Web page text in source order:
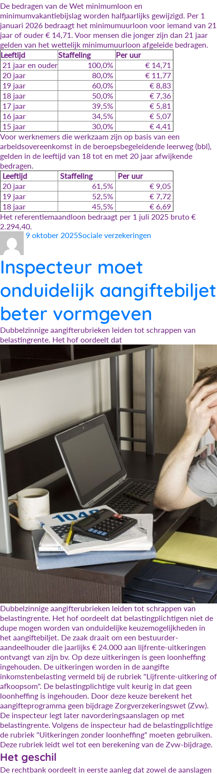
De bedragen van de Wet minimumloon en
minimumvakantiebijslag worden halfjaarlijks gewijzigd. Per 1
januari 2026 bedraagt het minimumuurloon voor iemand van 21
jaar of ouder € 14,71. Voor mensen die jonger zijn dan 21 jaar
gelden van het wettelijk minimumuurloon afgeleide bedragen.
Leeftijd
Staffeling
Per uur
21 jaar en ouder
100,0%
€ 14,71
20 jaar
80,0%
€ 11,77
19 jaar
60,0%
€ 8,83
18 jaar
50,0%
€ 7,36
17 jaar
39,5%
€ 5,81
16 jaar
34,5%
€ 5,07
15 jaar
30,0%
€ 4,41
Voor werknemers die werkzaam zijn op basis van een
arbeidsovereenkomst in de beroepsbegeleidende leerweg (bbl),
gelden in de leeftijd van 18 tot en met 20 jaar afwijkende
bedragen.
Leeftijd
Staffeling
Per uur
20 jaar
61,5%
€ 9,05
19 jaar
52,5%
€ 7,72
18 jaar
45,5%
€ 6,69
Het referentiemaandloon bedraagt per 1 juli 2025 bruto €
2.294,40.
Auteur
Geplaatst
9 oktober 2025Categorieën
Sociale verzekeringen
Inspecteur moet
onduidelijk aangiftebiljet
beter vormgeven
Dubbelzinnige aangifterubrieken leiden tot schrappen van
belastingrente. Het hof oordeelt dat
Dubbelzinnige aangifterubrieken leiden tot schrappen van
belastingrente. Het hof oordeelt dat belastingplichtigen niet de
dupe mogen worden van onduidelijke keuzemogelijkheden in
het aangiftebiljet. De zaak draait om een bestuurder-
aandeelhouder die jaarlijks € 24.000 aan lijfrente-uitkeringen
ontvangt van zijn bv. Op deze uitkeringen is geen loonheffing
ingehouden. De uitkeringen worden in de aangifte
inkomstenbelasting vermeld bij de rubriek "Lijfrente-uitkering of
afkoopsom". De belastingplichtige vult keurig in dat geen
loonheffing is ingehouden. Door deze keuze berekent het
aangifteprogramma geen bijdrage Zorgverzekeringswet (Zvw).
De inspecteur legt later navorderingsaanslagen op met
belastingrente. Volgens de inspecteur had de belastingplichtige
de rubriek "Uitkeringen zonder loonheffing" moeten gebruiken.
Deze rubriek leidt wel tot een berekening van de Zvw-bijdrage.
Het geschil
De rechtbank oordeelt in eerste aanleg dat zowel de aanslagen